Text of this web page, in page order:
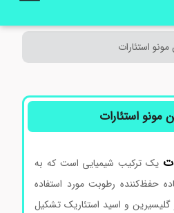
استئارات
استئارات
ترکیب شیمیایی است که به
حفظ‌کننده رطوبت مورد استفاده
و اسید استئاریک تشکیل